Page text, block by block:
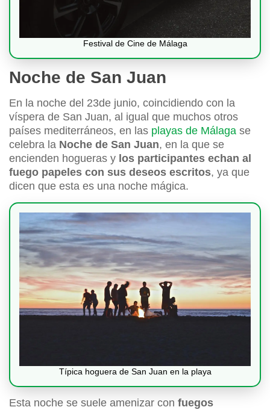
Festival de Cine de Málaga
Noche de San Juan
En la noche del 23de junio, coincidiendo con la
víspera de San Juan, al igual que muchos otros
países mediterráneos, en las playas de Málaga se
celebra la Noche de San Juan, en la que se
encienden hogueras y los participantes echan al
fuego papeles con sus deseos escritos, ya que
dicen que esta es una noche mágica.
Típica hoguera de San Juan en la playa
Esta noche se suele amenizar con fuegos